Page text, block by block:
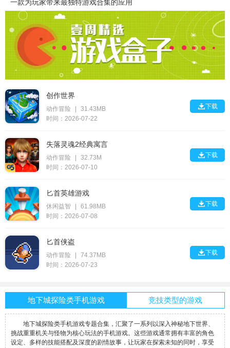
一款为玩家带来最独特游戏合集的应用
创作世界
动作冒险
31.43MB
时间：2026-07-22
下载
失落灵魂2经典寓言
动作冒险
32.73M
时间：2026-07-10
下载
匕首英雄游戏
休闲益智
61.98MB
时间：2026-07-08
下载
匕首侠盗
动作冒险
74.37MB
时间：2026-07-23
下载
地下城探险类手机游戏 竞技类型的游戏
地下城探险类手机游戏专题合集，汇聚了一系列以深入神秘地下世界、
挑战重重机关与怪物为核心玩法的手机游戏。这些游戏通常拥有丰富的角色
设定、多样的技能搭配及深度的剧情故事，让玩家在探索未知的同时，享受